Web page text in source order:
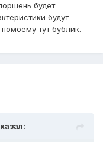
будет
будут
тут бублик.